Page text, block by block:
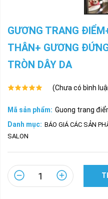
GƯƠNG TRANG
THÂN+ GƯƠNG
TRÒN DÂY DA
(Chưa có bình
Mã sản phẩm: Guong trang
Danh mục: BÁO GIÁ CÁC SẢN
SALON